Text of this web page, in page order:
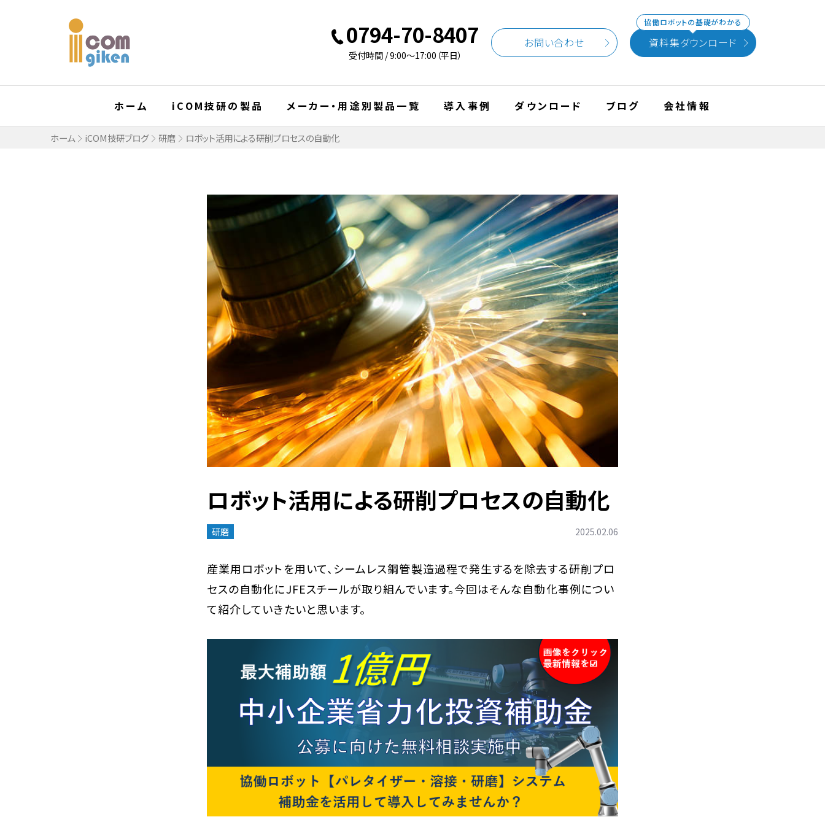
0794-70-8407
受付時間 / 9:00〜17:00（平日）
お問い合わせ
協働ロボットの基礎がわかる
資料集ダウンロード
ホーム iCOM技研の製品 メーカー・用途別製品一覧 導入事例 ダウンロード ブログ 会社情報
ホーム iCOM技研ブログ 研磨 ロボット活用による研削プロセスの自動化
ロボット活用による研削プロセスの自動化
研磨 2025.02.06
産業用ロボットを用いて、シームレス鋼管製造過程で発生するを除去する研削プロ
セスの自動化にJFEスチールが取り組んでいます。今回はそんな自動化事例につい
て紹介していきたいと思います。